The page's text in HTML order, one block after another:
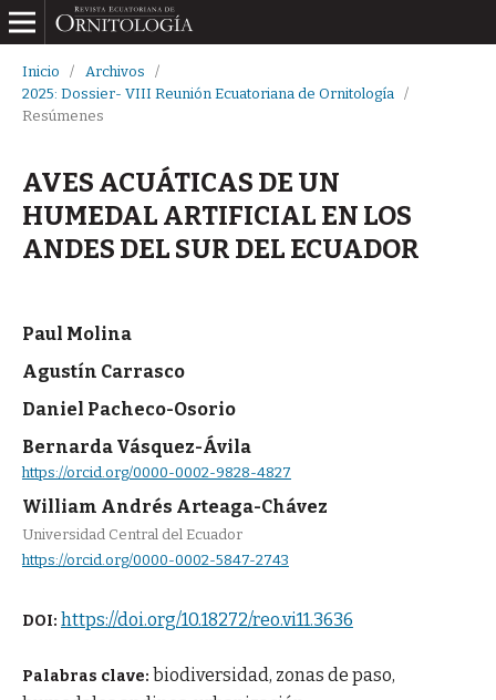
Inicio / Archivos
/
2025: Dossier- VIII Reunión Ecuatoriana de Ornitología
/
Resúmenes
AVES ACUÁTICAS DE UN
HUMEDAL ARTIFICIAL EN LOS
ANDES DEL SUR DEL ECUADOR
Paul Molina
Agustín Carrasco
Daniel Pacheco-Osorio
Bernarda Vásquez-Ávila
https://orcid.org/0000-0002-9828-4827
William Andrés Arteaga-Chávez
Universidad Central del Ecuador
https://orcid.org/0000-0002-5847-2743
DOI: https://doi.org/10.18272/reo.vi11.3636
Palabras clave: biodiversidad, zonas de paso,